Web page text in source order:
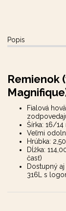
Popis
Remienok
Fialová
Šírka: 16/
Veľmi
Hrúbka:
Dĺžka:
časť)
Dostupný
316L s